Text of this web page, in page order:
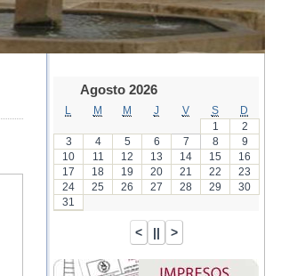
Agosto 2026
M M J V S
D
1
2
3
4 5 6 7 8
9
10
11 12 13 14 15
16
17
18 19 20 21 22
23
24
25 26 27 28 29
30
31